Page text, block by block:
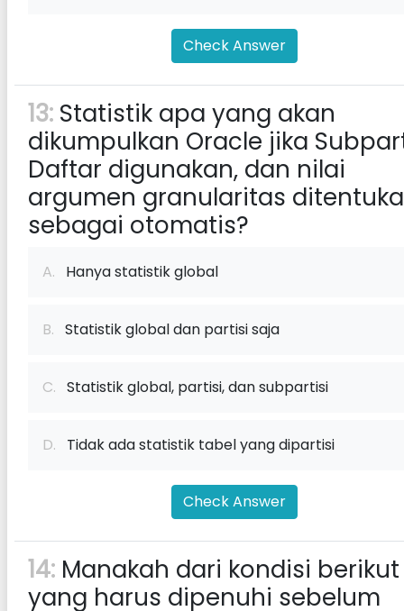
Check Answer
13: Statistik apa yang akan
dikumpulkan Oracle jika
Daftar digunakan, dan nilai
argumen granularitas
sebagai otomatis?
A. Hanya statistik global
B. Statistik global dan partisi saja
C. Statistik global, partisi, dan subpartisi
D. Tidak ada statistik tabel yang dipartisi
Check Answer
14: Manakah dari kondisi berikut
yang harus dipenuhi sebelum